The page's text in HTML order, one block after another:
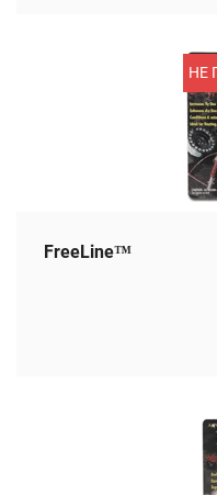
НЕ
FreeLine™